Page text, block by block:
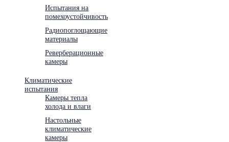
Испытания на
помехоустойчивость
Радиопоглощающие
материалы
Реверберационные
камеры
Климатические
испытания
Камеры тепла
холода и влаги
Настольные
климатические
камеры